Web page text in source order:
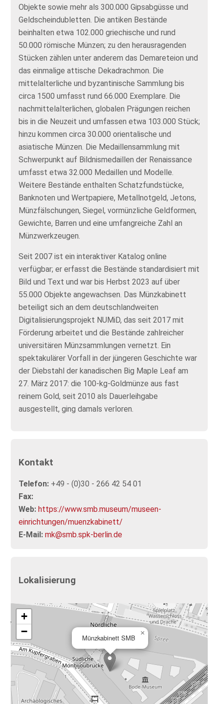
Objekte sowie mehr als 300.000 Gipsabgüsse und
Geldscheindubletten. Die antiken Bestände
beinhalten etwa 102.000 griechische und rund
50.000 römische Münzen; zu den herausragenden
Stücken zählen unter anderem das Demareteion und
das einmalige attische Dekadrachmon. Die
mittelalterliche und byzantinische Sammlung bis
circa 1500 umfasst rund 66.000 Exemplare. Die
nachmittelalterlichen, globalen Prägungen reichen
bis in die Neuzeit und umfassen etwa 103.000 Stück;
hinzu kommen circa 30.000 orientalische und
asiatische Münzen. Die Medaillensammlung mit
Schwerpunkt auf Bildnismedaillen der Renaissance
umfasst etwa 32.000 Medaillen und Modelle.
Weitere Bestände enthalten Schatzfundstücke,
Banknoten und Wertpapiere, Metallnotgeld, Jetons,
Münzfälschungen, Siegel, vormünzliche Geldformen,
Gewichte, Barren und eine umfangreiche Zahl an
Münzwerkzeugen.
Seit 2007 ist ein interaktiver Katalog online
verfügbar; er erfasst die Bestände standardisiert mit
Bild und Text und war bis Herbst 2023 auf über
55.000 Objekte angewachsen. Das Münzkabinett
beteiligt sich an dem deutschlandweiten
Digitalisierungsprojekt NUMiD, das seit 2017 mit
Förderung arbeitet und die Bestände zahlreicher
universitären Münzsammlungen vernetzt. Ein
spektakulärer Vorfall in der jüngeren Geschichte war
der Diebstahl der kanadischen Big Maple Leaf am
27. März 2017: die 100-kg-Goldmünze aus fast
reinem Gold, seit 2010 als Dauerleihgabe
ausgestellt, ging damals verloren.
Kontakt
Telefon: +49 - (0)30 - 266 42 54 01
Fax:
Web: https://www.smb.museum/museen-
einrichtungen/muenzkabinett/
E-Mail: mk@smb.spk-berlin.de
Lokalisierung
Münzkabinett SMB
×
+
−